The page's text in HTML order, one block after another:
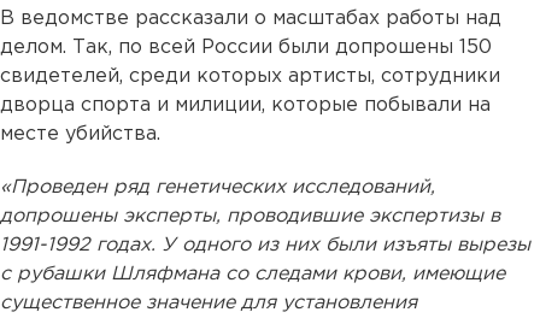
В ведомстве рассказали о масштабах работы над
делом. Так, по всей России были допрошены 150
свидетелей, среди которых артисты, сотрудники
дворца спорта и милиции, которые побывали на
месте убийства.
«Проведен ряд генетических исследований,
допрошены эксперты, проводившие экспертизы в
1991-1992 годах. У одного из них были изъяты вырезы
с рубашки Шляфмана со следами крови, имеющие
существенное значение для установления